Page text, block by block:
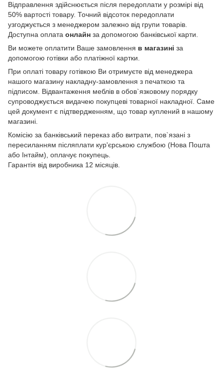
Відправлення здійснюється після передоплати у розмірі від
50% вартості товару. Точний відсоток передоплати
узгоджується з менеджером залежно від групи товарів.
Доступна оплата онлайн за допомогою банківської карти.
Ви можете оплатити Ваше замовлення в магазині за
допомогою готівки або платіжної картки.
При оплаті товару готівкою Ви отримуєте від менеджера
нашого магазину накладну-замовлення з печаткою та
підписом. Відвантаження меблів в обов`язковому порядку
супроводжується видачею покупцеві товарної накладної. Саме
цей документ є підтвердженням, що товар куплений в нашому
магазині.
Комісію за банківський переказ або витрати, пов`язані з
пересиланням післяплати кур'єрською службою (Нова Пошта
або Інтайм), оплачує покупець.
Гарантія від виробника 12 місяців.